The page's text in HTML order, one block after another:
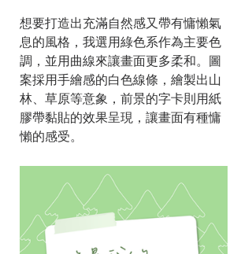
想要打造出充滿自然感又帶有慵懶氣
息的風格，我選用綠色系作為主要色
調，並用曲線來讓畫面更多柔和。圖
案採用手繪感的白色線條，繪製出山
林、草原等意象，前景的字卡則用紙
膠帶黏貼的效果呈現，讓畫面有種慵
懶的感受。